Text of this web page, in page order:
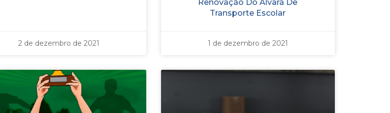
2 de dezembro de 2021
Renovação Do Alvará De
Transporte Escolar
1 de dezembro de 2021